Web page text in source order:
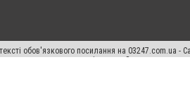
обов'язкового посилання на 03247.com.ua
виняткових прав переслідується Законом.